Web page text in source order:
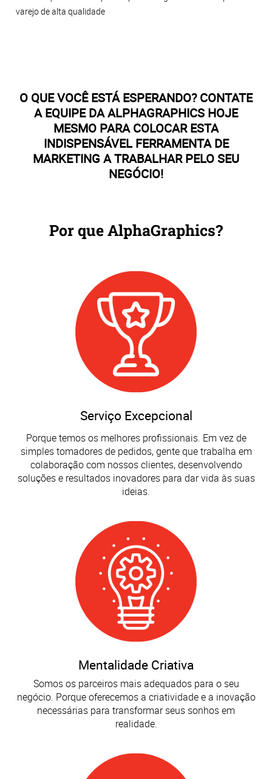
varejo de alta qualidade
O QUE VOCÊ ESTÁ ESPERANDO? CONTATE
A EQUIPE DA ALPHAGRAPHICS HOJE
MESMO PARA COLOCAR ESTA
INDISPENSÁVEL FERRAMENTA DE
MARKETING A TRABALHAR PELO SEU
NEGÓCIO!
Por que AlphaGraphics?
Serviço Excepcional
Porque temos os melhores profissionais. Em vez de
simples tomadores de pedidos, gente que trabalha em
colaboração com nossos clientes, desenvolvendo
soluções e resultados inovadores para dar vida às suas
ideias.
Mentalidade Criativa
Somos os parceiros mais adequados para o seu
negócio. Porque oferecemos a criatividade e a inovação
necessárias para transformar seus sonhos em
realidade.